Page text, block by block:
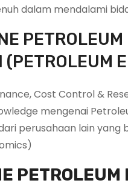
dalam mendalami
Cost Control &
mengenai
perusahaan lain